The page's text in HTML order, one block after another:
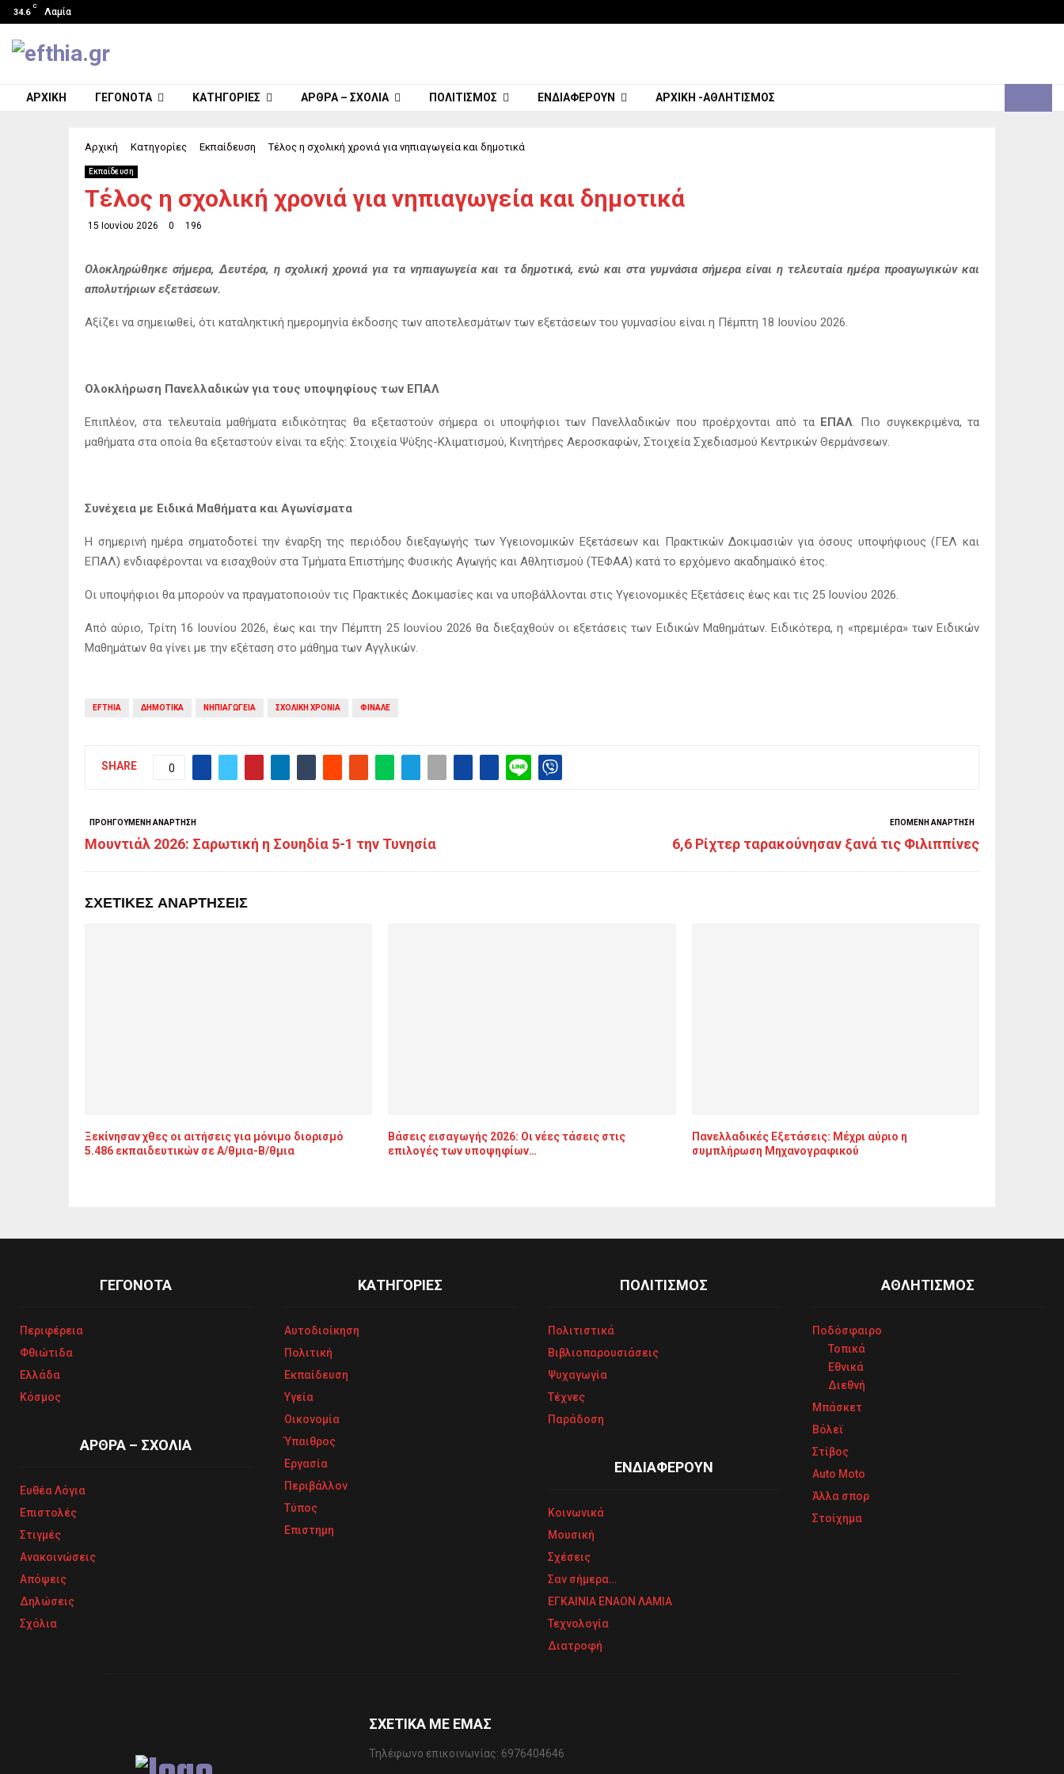
34.6
C
Λαμία
ΑΡΧΙΚΉ ΓΕΓΟΝΌΤΑ ΚΑΤΗΓΟΡΊΕΣ ΆΡΘΡΑ – ΣΧΌΛΙΑ ΠΟΛΙΤΙΣΜΌΣ ΕΝΔΙΑΦΈΡΟΥΝ ΑΡΧΙΚΉ -ΑΘΛΗΤΙΣΜΌΣ
Αρχική Κατηγορίες Εκπαίδευση Τέλος η σχολική χρονιά για νηπιαγωγεία και δημοτικά
Εκπαίδευση
Τέλος η σχολική χρονιά για νηπιαγωγεία και δημοτικά
15 Ιουνίου 2026 0 196
Ολοκληρώθηκε σήμερα, Δευτέρα, η σχολική χρονιά για τα νηπιαγωγεία και τα δημοτικά, ενώ και στα γυμνάσια σήμερα είναι η τελευταία ημέρα προαγωγικών και
απολυτήριων εξετάσεων.
Αξίζει να σημειωθεί, ότι καταληκτική ημερομηνία έκδοσης των αποτελεσμάτων των εξετάσεων του γυμνασίου είναι η Πέμπτη 18 Ιουνίου 2026.
Ολοκλήρωση Πανελλαδικών για τους υποψηφίους των ΕΠΑΛ
Επιπλέον, στα τελευταία μαθήματα ειδικότητας θα εξεταστούν σήμερα οι υποψήφιοι των Πανελλαδικών που προέρχονται από τα ΕΠΑΛ . Πιο συγκεκριμένα, τα
μαθήματα στα οποία θα εξεταστούν είναι τα εξής: Στοιχεία Ψύξης-Κλιματισμού, Κινητήρες Αεροσκαφών, Στοιχεία Σχεδιασμού Κεντρικών Θερμάνσεων.
Συνέχεια με Ειδικά Μαθήματα και Αγωνίσματα
Η σημερινή ημέρα σηματοδοτεί την έναρξη της περιόδου διεξαγωγής των Υγειονομικών Εξετάσεων και Πρακτικών Δοκιμασιών για όσους υποψήφιους (ΓΕΛ και
ΕΠΑΛ) ενδιαφέρονται να εισαχθούν στα Τμήματα Επιστήμης Φυσικής Αγωγής και Αθλητισμού (ΤΕΦΑΑ) κατά το ερχόμενο ακαδημαϊκό έτος.
Οι υποψήφιοι θα μπορούν να πραγματοποιούν τις Πρακτικές Δοκιμασίες και να υποβάλλονται στις Υγειονομικές Εξετάσεις έως και τις 25 Ιουνίου 2026.
Από αύριο, Τρίτη 16 Ιουνίου 2026, έως και την Πέμπτη 25 Ιουνίου 2026 θα διεξαχθούν οι εξετάσεις των Ειδικών Μαθημάτων. Ειδικότερα, η «πρεμιέρα» των Ειδικών
Μαθημάτων θα γίνει με την εξέταση στο μάθημα των Αγγλικών.
EFTHIA ΔΗΜΟΤΙΚΑ ΝΗΠΙΑΓΩΓΕΙΑ ΣΧΟΛΙΚΗ ΧΡΟΝΙΑ ΦΙΝΑΛΕ
SHARE 0
ΠΡΟΗΓΟΎΜΕΝΗ ΑΝΆΡΤΗΣΗ
Μουντιάλ 2026: Σαρωτική η Σουηδία 5-1 την Τυνησία
ΕΠΌΜΕΝΗ ΑΝΆΡΤΗΣΗ
6,6 Ρίχτερ ταρακούνησαν ξανά τις Φιλιππίνες
ΣΧΕΤΙΚΈΣ ΑΝΑΡΤΉΣΕΙΣ
Ξεκίνησαν χθες οι αιτήσεις για μόνιμο διορισμό
5.486 εκπαιδευτικών σε Α/θμια-Β/θμια
Βάσεις εισαγωγής 2026: Οι νέες τάσεις στις
επιλογές των υποψηφίων…
Πανελλαδικές Εξετάσεις: Μέχρι αύριο η
συμπλήρωση Μηχανογραφικού
ΓΕΓΟΝΟΤΑ
Περιφέρεια
Φθιώτιδα
Ελλάδα
Κόσμος
ΑΡΘΡΑ – ΣΧΟΛΙΑ
Ευθέα Λόγια
Επιστολές
Στιγμές
Ανακοινώσεις
Απόψεις
Δηλώσεις
Σχόλια
ΚΑΤΗΓΟΡΙΕΣ
Αυτοδιοίκηση
Πολιτική
Εκπαίδευση
Υγεία
Οικονομία
Ύπαιθρος
Εργασία
Περιβάλλον
Τύπος
Επιστημη
ΠΟΛΙΤΙΣΜΟΣ
Πολιτιστικά
Βιβλιοπαρουσιάσεις
Ψυχαγωγία
Τέχνες
Παράδοση
ΕΝΔΙΑΦΕΡΟΥΝ
Κοινωνικά
Μουσική
Σχέσεις
Σαν σήμερα…
ΕΓΚΑΙΝΙΑ ΕΝΑΟΝ ΛΑΜΙΑ
Τεχνολογία
Διατροφή
ΑΘΛΗΤΙΣΜΟΣ
Ποδόσφαιρο
Τοπικά
Εθνικά
Διεθνή
Μπάσκετ
Βόλεϊ
Στίβος
Auto Moto
Άλλα σπορ
Στοίχημα
ΣΧΕΤΙΚΆ ΜΕ ΕΜΆΣ
Τηλέφωνo επικοινωνίας: 6976404646